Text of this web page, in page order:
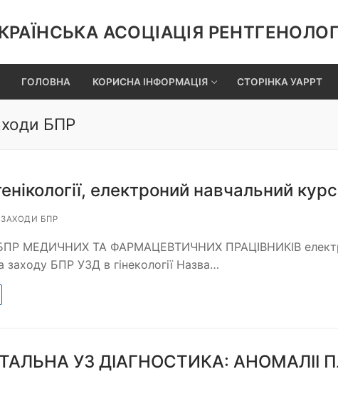
АСОЦІАЦІЯ
ГОЛОВНА КОРИСНА ІНФОРМАЦІЯ СТОРІНКА УАРРТ
БПР
електроний навчальний
ЗАХОДИ БПР
МЕДИЧНИХ ТА ФАРМАЦЕВТИЧНИХ ПРАЦІВНИКІВ
заходу БПР УЗД в гінекології Назва…
УЗ ДІАГНОСТИКА: АНОМАЛІІ